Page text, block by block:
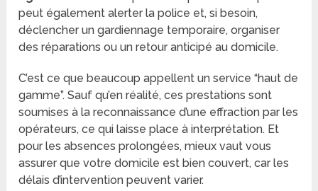
peut également alerter la police et, si besoin,
déclencher un gardiennage temporaire, organiser
des réparations ou un retour anticipé au domicile.
C’est ce que beaucoup appellent un service “haut de
gamme”. Sauf qu’en réalité, ces prestations sont
soumises à la reconnaissance d’une effraction par les
opérateurs, ce qui laisse place à interprétation. Et
pour les absences prolongées, mieux vaut vous
assurer que votre domicile est bien couvert, car les
délais d’intervention peuvent varier.